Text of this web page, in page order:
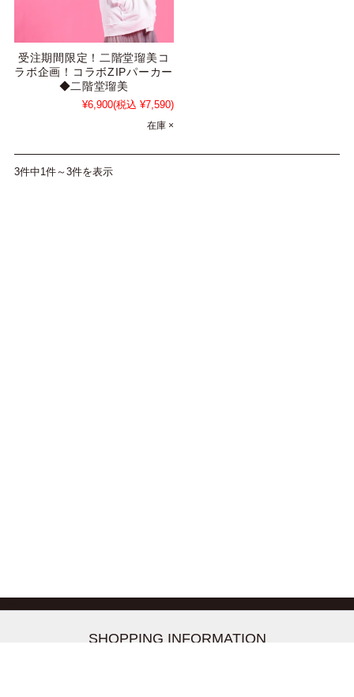
受注期間限定！二階堂瑠美コ
ラボ企画！コラボZIPパーカー
◆二階堂瑠美
¥6,900(税込 ¥7,590)
在庫 ×
3件中1件～3件を表示
SHOPPING INFORMATION